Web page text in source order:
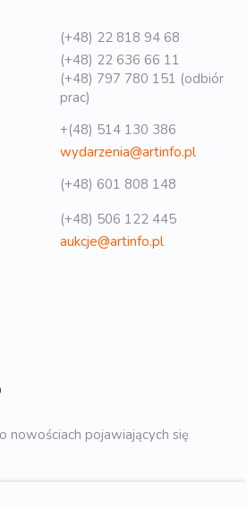
(+48) 22 818 94 68
(+48) 22 636 66 11
(+48) 797 780 151 (odbiór
prac)
+(48) 514 130 386
wydarzenia@artinfo.pl
(+48) 601 808 148
(+48) 506 122 445
aukcje@artinfo.pl
nowościach pojawiających się